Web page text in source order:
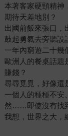
本著客家硬頸精
期待天差地別？
出國前飯來張口，
鼓起勇氣去旁聽設
一年內窮遊二十幾
歐洲人的餐桌話題
賺錢？
尋尋覓覓，好像
一個人的種種不安
然……即使沒有找
我想，世界之大，